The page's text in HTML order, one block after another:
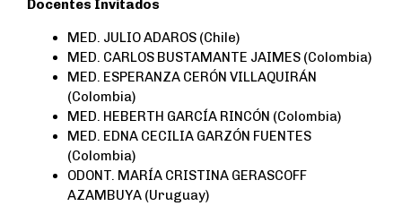
Docentes Invitados
MED. JULIO ADAROS (Chile)
MED. CARLOS BUSTAMANTE JAIMES (Colombia)
MED. ESPERANZA CERÓN VILLAQUIRÁN
(Colombia)
MED. HEBERTH GARCÍA RINCÓN (Colombia)
MED. EDNA CECILIA GARZÓN FUENTES
(Colombia)
ODONT. MARÍA CRISTINA GERASCOFF
AZAMBUYA (Uruguay)